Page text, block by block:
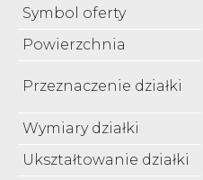
Symbol oferty
Powierzchnia
Przeznaczenie działki
Wymiary działki
Ukształtowanie działki